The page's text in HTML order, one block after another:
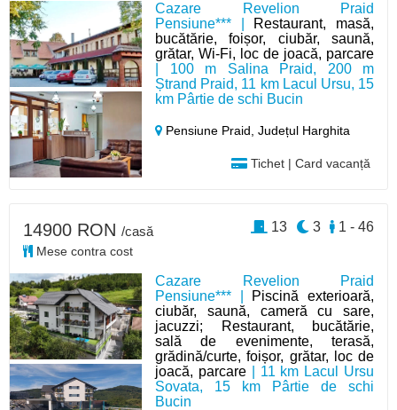
Cazare Revelion Praid
Pensiune*** | Restaurant, masă,
bucătărie, foișor, ciubăr, saună,
grătar, Wi-Fi, loc de joacă, parcare
| 100 m Salina Praid, 200 m
Ștrand Praid, 11 km Lacul Ursu, 15
km Pârtie de schi Bucin
Pensiune Praid,Județul Harghita
Tichet | Card vacanță
Cazare Revelion Praid
Pensiune*** | Piscină exterioară,
ciubăr, saună, cameră cu sare,
jacuzzi; Restaurant, bucătărie,
sală de evenimente, terasă,
grădină/curte, foișor, grătar, loc de
joacă, parcare| 11 km Lacul Ursu
Sovata, 15 km Pârtie de schi
Bucin
14900 RON /casă
Mese contra cost
1 - 46
3
13